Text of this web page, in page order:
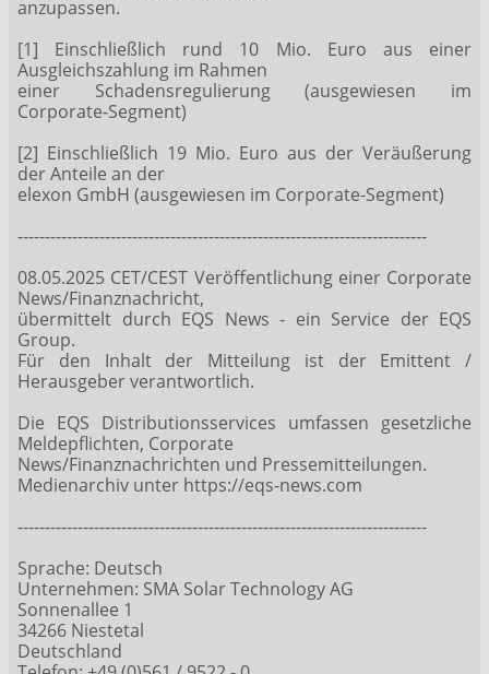
anzupassen.
[1] Einschließlich rund 10 Mio. Euro aus einer
Ausgleichszahlung im Rahmen
einer Schadensregulierung (ausgewiesen im
Corporate-Segment)
[2] Einschließlich 19 Mio. Euro aus der Veräußerung
der Anteile an der
elexon GmbH (ausgewiesen im Corporate-Segment)
---------------------------------------------------------------------------
08.05.2025 CET/CEST Veröffentlichung einer Corporate
News/Finanznachricht,
übermittelt durch EQS News - ein Service der EQS
Group.
Für den Inhalt der Mitteilung ist der Emittent /
Herausgeber verantwortlich.
Die EQS Distributionsservices umfassen gesetzliche
Meldepflichten, Corporate
News/Finanznachrichten und Pressemitteilungen.
Medienarchiv unter https://eqs-news.com
---------------------------------------------------------------------------
Sprache: Deutsch
Unternehmen: SMA Solar Technology AG
Sonnenallee 1
34266 Niestetal
Deutschland